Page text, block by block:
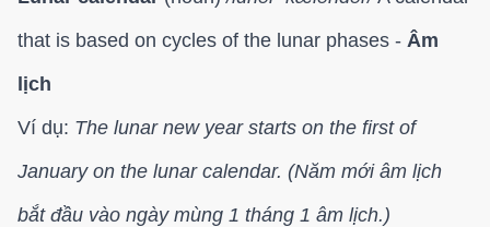
that is based on cycles of the lunar phases - Âm
lịch
Ví dụ: The lunar new year starts on the first of
January on the lunar calendar. (Năm mới âm lịch
bắt đầu vào ngày mùng 1 tháng 1 âm lịch.)